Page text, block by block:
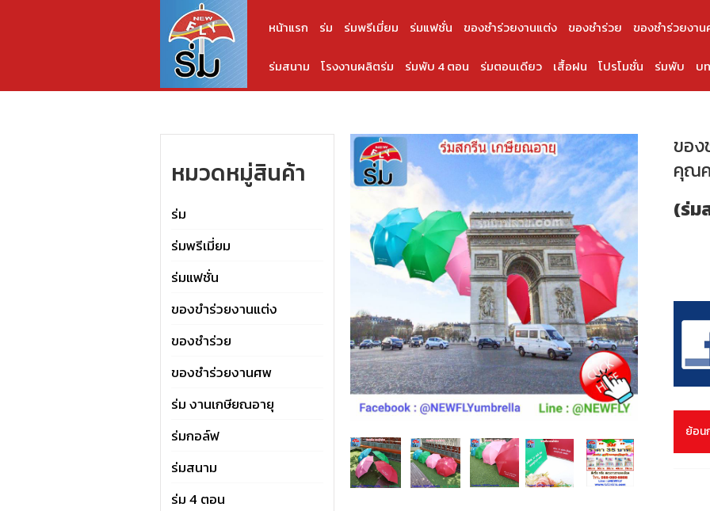
หน้าแรก ร่ม ร่มพรีเมี่ยม ร่มแฟชั่น ของชำร่วยงานแต่ง ของชำร่วย ของชำร่วยงา
ร่มสนาม โรงงานผลิตร่ม ร่มพับ 4 ตอน ร่มตอนเดียว เสื้อฝน โปรโมชั่น ร่มพับ บ
หมวดหมู่สินค้า
ร่ม
ร่มพรีเมี่ยม
ร่มแฟชั่น
ของขำร่วยงานแต่ง
ของชำร่วย
ของชำร่วยงานศพ
ร่ม งานเกษียณอายุ
ร่มกอล์ฟ
ร่มสนาม
ร่ม 4 ตอน
ของ
คุณ
(ร่ม
ย้อน